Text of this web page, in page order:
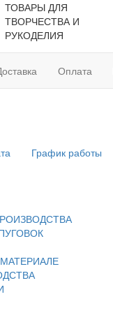
ТОВАРЫ ДЛЯ
ТВОРЧЕСТВА И
РУКОДЕЛИЯ
Оплата
График работы